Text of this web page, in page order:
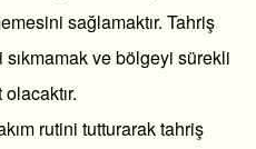
sağlamaktır. Tahriş
ve bölgeyi sürekli
rutini tutturarak tahriş